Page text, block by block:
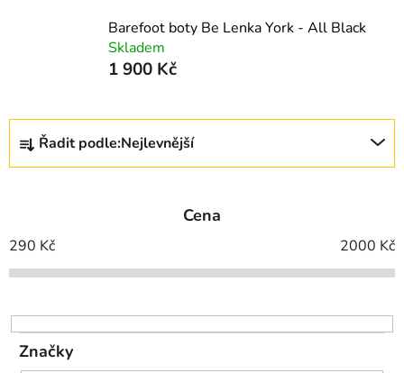
Barefoot boty Be Lenka York - All Black
Skladem
1 900 Kč
Ř
z
í
p
o
d
u
Řadit podle:Nejlevnější
Cena
290 Kč 2000 Kč
Značky